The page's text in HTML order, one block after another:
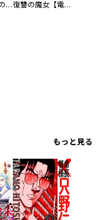
ゲーム内最強の『裏ボス』に転生したので、主人公の代わりに最速クリアを目指します！【電子単行本版】 復讐の魔女【電子単行本版】
もっと見る